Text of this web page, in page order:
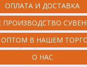
ОПЛАТА И ДОСТАВКА
ПРОИЗВОДСТВО
В НАШЕМ
О НАС